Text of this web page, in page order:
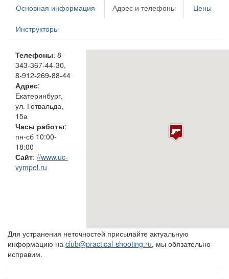
Основная информация Адрес и телефоны Цены
Инструкторы
Телефоны: 8-
343-367‑44‑30,
8-912-269‑88‑44
Адрес:
Екатеринбург,
ул. Готвальда,
15а
Часы работы:
пн-сб 10:00-
18:00
Сайт: //www.uc-
vympel.ru
Для устранения неточностей присылайте актуальную
информацию на club@practical-shooting.ru, мы обязательно
исправим.